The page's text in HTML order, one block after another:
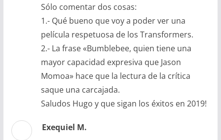
Sólo comentar dos cosas:
1.- Qué bueno que voy a poder ver una
película respetuosa de los Transformers.
2.- La frase «Bumblebee, quien tiene una
mayor capacidad expresiva que Jason
Momoa» hace que la lectura de la crítica
saque una carcajada.
Saludos Hugo y que sigan los éxitos en 2019!
Exequiel M.